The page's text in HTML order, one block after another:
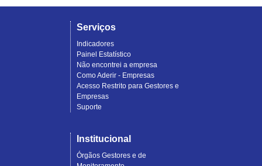
Serviços
Indicadores
Painel Estatístico
Não encontrei a empresa
Como Aderir - Empresas
Acesso Restrito para Gestores e
Empresas
Suporte
Institucional
Órgãos Gestores e de